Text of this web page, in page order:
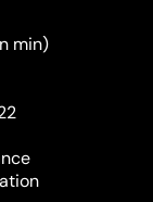
min)